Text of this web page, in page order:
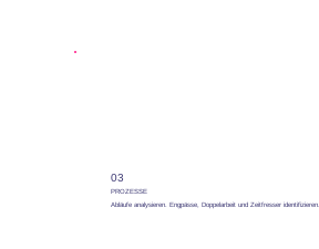
03
PROZESSE
Abläufe analysieren. Engpässe, Doppelarbeit und Zeitfresser identifizieren.